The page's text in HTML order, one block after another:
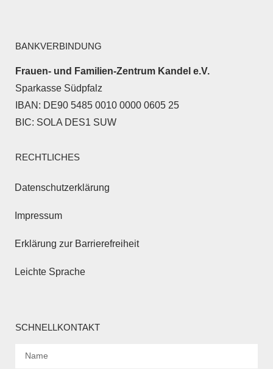
BANKVERBINDUNG
Frauen- und Familien-Zentrum Kandel e.V.
Sparkasse Südpfalz
IBAN: DE90 5485 0010 0000 0605 25
BIC: SOLA DES1 SUW
RECHTLICHES
Datenschutzerklärung
Impressum
Erklärung zur Barrierefreiheit
Leichte Sprache
SCHNELLKONTAKT